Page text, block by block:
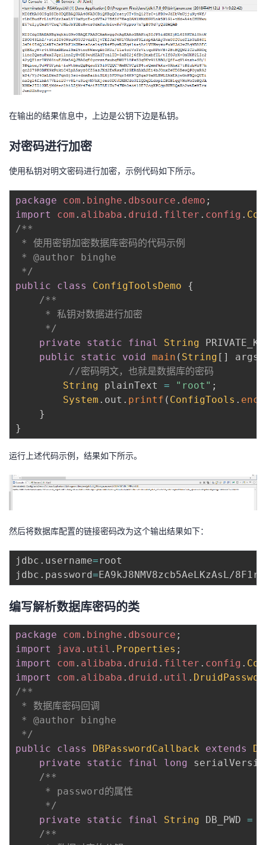
在输出的结果信息中，上边是公钥下边是私钥。
对密码进行加密
使用私钥对明文密码进行加密，示例代码如下所示。
package com . binghe . dbsource . demo ;
import
com . alibaba . druid . filter . config .
/**
* 使用密钥加密数据库密码的代码示例
* @author binghe
*/
public
class ConfigToolsDemo
{
/**
	 */
private
static final String
public
static void main ( String [ ] args
//密码明文，也就是数据库的密码
String plainText = "root" ;
System . out . printf ( ConfigTools .
}
}
运行上述代码示例，结果如下所示。
然后将数据库配置的链接密码改为这个输出结果如下：
jdbc.username=root
jdbc.password= EA9kJ8NMV8zcb5AeLKzAsL/
编写解析数据库密码的类
package com . binghe . dbsource ;
import
java . util . Properties ;
import
com . alibaba . druid . filter . config .
import
com . alibaba . druid . util .
/**
* 数据库密码回调
* @author binghe
*/
public
class DBPasswordCallback extends
private
static final long
/**
	 */
private
static final String DB_PWD =
/**